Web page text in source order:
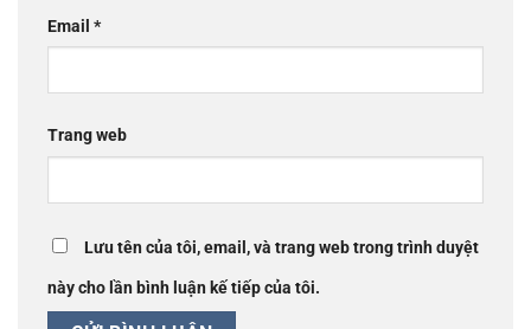
Email *
Trang web
Lưu tên của tôi, email, và trang web trong trình duyệt
này cho lần bình luận kế tiếp của tôi.